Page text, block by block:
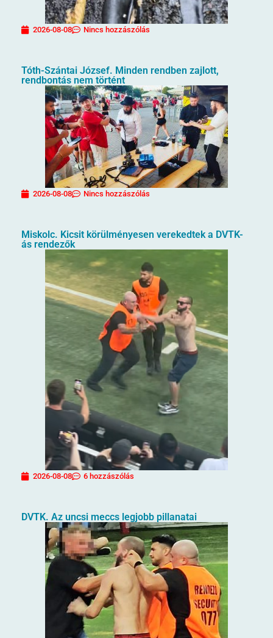
2026-08-08 Nincs hozzászólás
Tóth-Szántai József. Minden rendben zajlott,
rendbontás nem történt
2026-08-08 Nincs hozzászólás
Miskolc. Kicsit körülményesen verekedtek a DVTK-
ás rendezők
2026-08-08 6 hozzászólás
DVTK. Az uncsi meccs legjobb pillanatai